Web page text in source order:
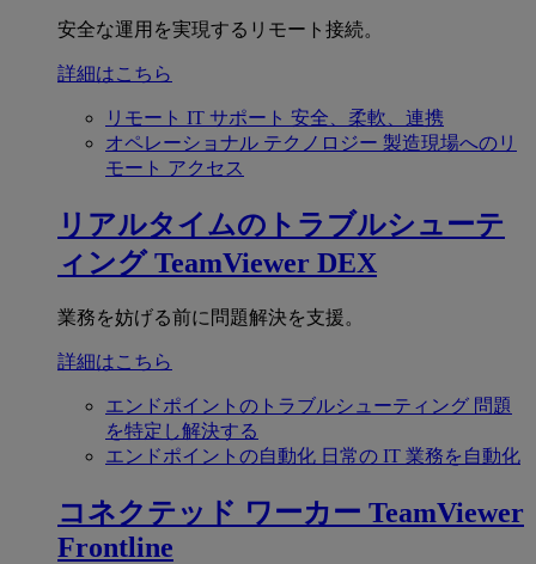
安全な運用を実現するリモート接続。
詳細はこちら
リモート IT サポート 安全、柔軟、連携
オペレーショナル テクノロジー 製造現場へのリ
モート アクセス
リアルタイムのトラブルシューテ
ィング TeamViewer DEX
業務を妨げる前に問題解決を支援。
詳細はこちら
エンドポイントのトラブルシューティング 問題
を特定し解決する
エンドポイントの自動化 日常の IT 業務を自動化
コネクテッド ワーカー TeamViewer
Frontline